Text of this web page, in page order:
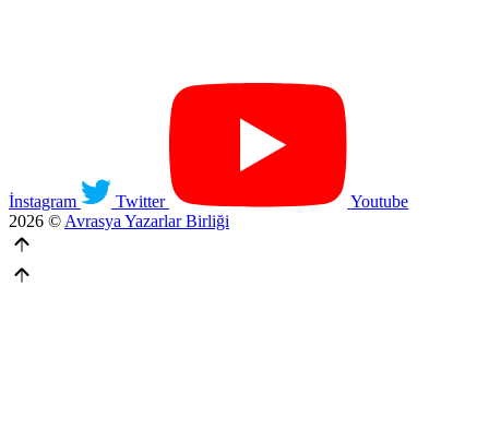
İnstagram Twitter
Youtube
2026 © Avrasya Yazarlar Birliği